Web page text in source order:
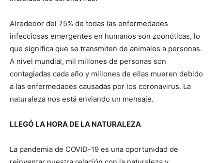
Alrededor del 75% de todas las enfermedades
infecciosas emergentes en humanos son zoonóticas, lo
que significa que se transmiten de animales a personas.
A nivel mundial, mil millones de personas son
contagiadas cada año y millones de ellas mueren debido
a las enfermedades causadas por los coronavirus. La
naturaleza nos está enviando un mensaje.
LLEGÓ LA HORA DE LA NATURALEZA
La pandemia de COVID-19 es una oportunidad de